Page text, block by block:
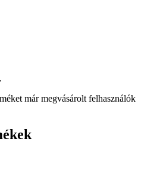
már megvásárolt felhasználók